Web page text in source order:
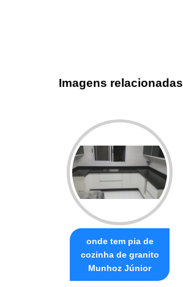
Imagens relacionadas
onde tem pia de
cozinha de granito
Munhoz Júnior